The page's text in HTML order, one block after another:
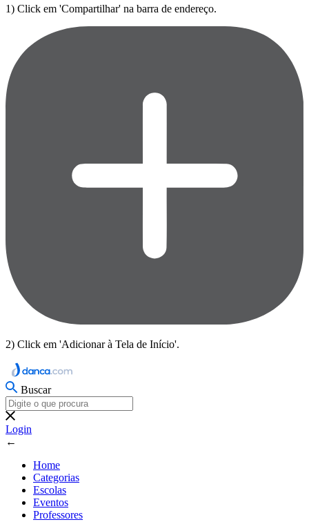
1) Click em 'Compartilhar' na barra de endereço.
2) Click em 'Adicionar à Tela de Início'.
Buscar
Login
←
Home
Categorias
Escolas
Eventos
Professores